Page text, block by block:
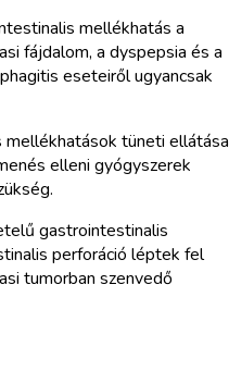
mellékhatás a
fájdalom, a dyspepsia és a
eseteiről ugyancsak
tüneti ellátása
elleni gyógyszerek
gastrointestinalis
perforáció léptek fel
tumorban szenvedő